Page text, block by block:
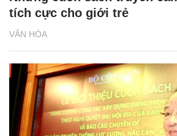
VĂN HÓA
tích cực cho giới trẻ